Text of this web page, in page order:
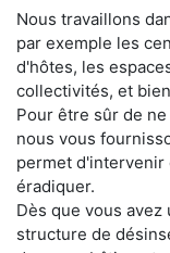
Nous travaillons
par exemple les
d'hôtes, les
collectivités, et
Pour être sûr de
nous vous
permet d'intervenir
éradiquer.
Dès que vous
structure de